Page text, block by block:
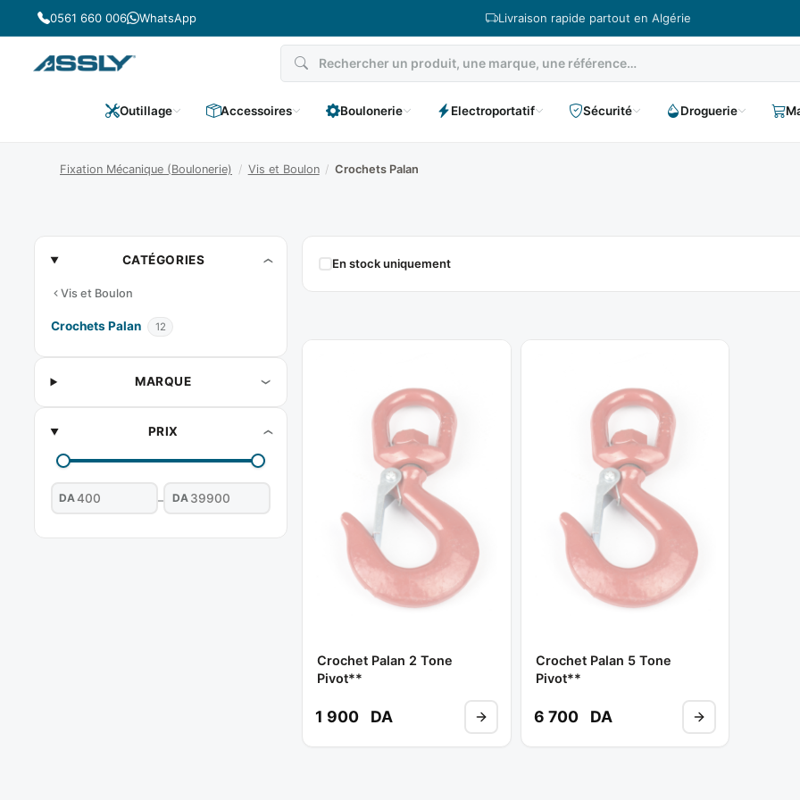
Passer
au
contenu
0561 660 006 WhatsApp Livraison rapide partout en Algérie
Outillage Accessoires Boulonerie Electroportatif Sécurité Droguerie
Fixation Mécanique (Boulonerie) / Vis et Boulon / Crochets Palan
Crochets
Palan
CATÉGORIES
Vis et Boulon
Crochets Palan 12
MARQUE
PRIX
DA – DA
En stock uniquement
Crochet Palan 2 Tone
Pivot**
1 900 DA
Crochet Palan 5 Tone
Pivot**
6 700 DA